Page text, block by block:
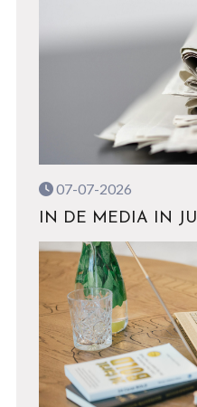
07-07-2026
IN DE MEDIA IN